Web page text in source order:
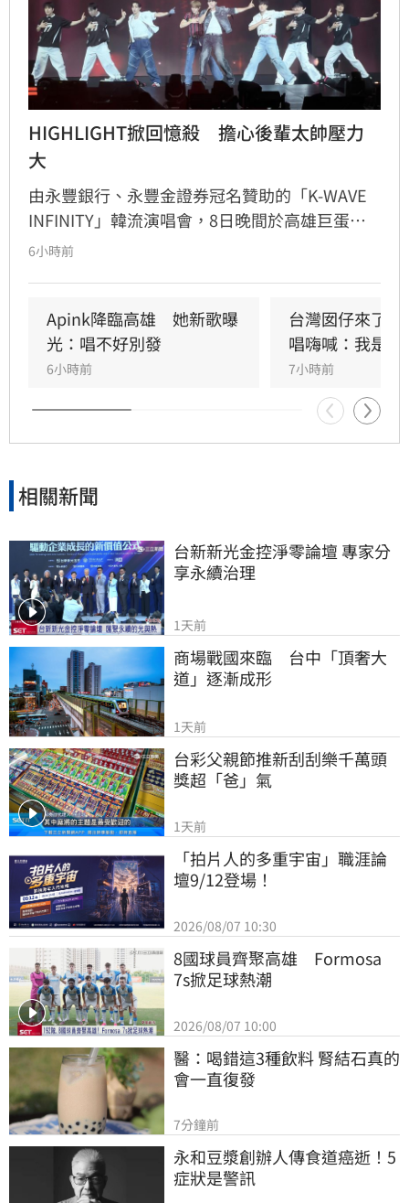
HIGHLIGHT掀回憶殺　擔心後輩太帥壓力
大
由永豐銀行、永豐金證券冠名贊助的「K-WAVE
INFINITY」韓流演唱會，8日晚間於高雄巨蛋熱
力開唱，集結NEWBEAT、FLARE U、CRAVITY、
熱情應援，尖叫與歡呼聲一路未停，最後由
HIGHLIGHT壓軸接管舞台，將現場氣氛推向最高
潮。
6小時前
Apink降臨高雄　她新歌曝
光：唱不好別發
6小時前
台灣囡仔來了
唱嗨喊：我是誰
7小時前
相關新聞
台新新光金控淨零論壇 專家分
享永續治理
1天前
商場戰國來臨　台中「頂奢大
道」逐漸成形
1天前
台彩父親節推新刮刮樂千萬頭
獎超「爸」氣
1天前
「拍片人的多重宇宙」職涯論
壇9/12登場！
2026/08/07 10:30
8國球員齊聚高雄　Formosa
7s掀足球熱潮
2026/08/07 10:00
醫：喝錯這3種飲料 腎結石真的
會一直復發
7分鐘前
永和豆漿創辦人傳食道癌逝！5
症狀是警訊